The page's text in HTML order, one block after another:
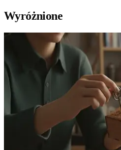
Wyróżnione